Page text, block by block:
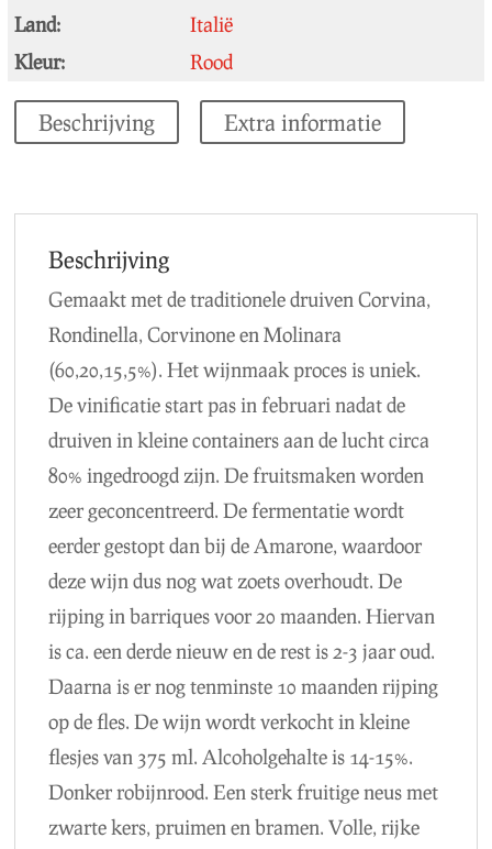
Land:
Italië
Kleur:
Rood
Beschrijving Extra informatie
Beschrijving
Gemaakt met de traditionele druiven Corvina,
Rondinella, Corvinone en Molinara
(60,20,15,5%). Het wijnmaak proces is uniek.
De vinificatie start pas in februari nadat de
druiven in kleine containers aan de lucht circa
80% ingedroogd zijn. De fruitsmaken worden
zeer geconcentreerd. De fermentatie wordt
eerder gestopt dan bij de Amarone, waardoor
deze wijn dus nog wat zoets overhoudt. De
rijping in barriques voor 20 maanden. Hiervan
is ca. een derde nieuw en de rest is 2-3 jaar oud.
Daarna is er nog tenminste 10 maanden rijping
op de fles. De wijn wordt verkocht in kleine
flesjes van 375 ml. Alcoholgehalte is 14-15%.
Donker robijnrood. Een sterk fruitige neus met
zwarte kers, pruimen en bramen. Volle, rijke